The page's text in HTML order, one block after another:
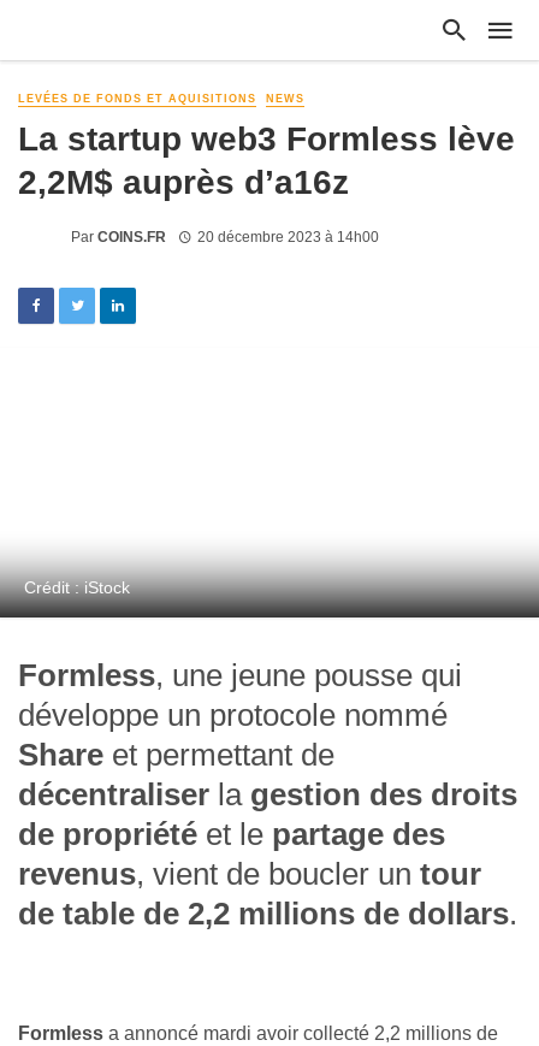
LEVÉES DE FONDS ET AQUISITIONS NEWS
La startup web3 Formless lève
2,2M$ auprès d’a16z
Par COINS.FR 20 décembre 2023 à 14h00
Crédit : iStock
Formless, une jeune pousse qui
développe un protocole nommé
Share et permettant de
décentraliser lagestion des droits
de propriété et le partage des
revenus, vient de boucler un tour
de table de 2,2 millions de dollars.
Formless a annoncé mardi avoir collecté 2,2 millions de